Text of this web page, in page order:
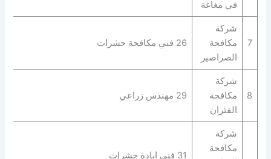
في مغاغة
7
شركة
مكافحة
الصراصير
26 فني مكافحة حشرات
8
شركة
مكافحة
الفئران
29 مهندس زراعي
شركة
مكافحة
31 فني ابادة حشرات